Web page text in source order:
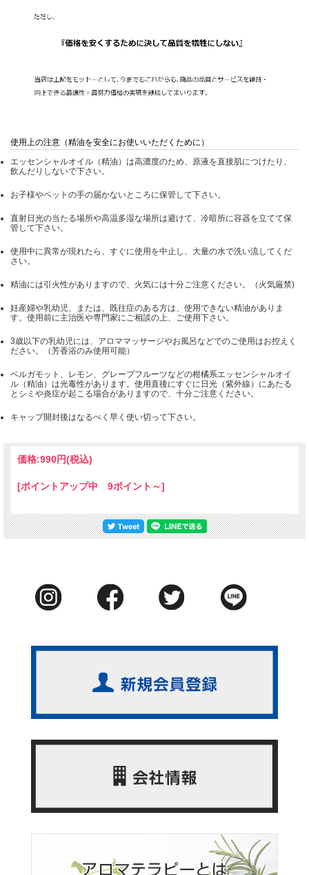
使用上の注意（精油を安全にお使いいただくために）
エッセンシャルオイル（精油）は高濃度のため、原液を直接肌につけたり、
飲んだりしないで下さい。
お子様やペットの手の届かないところに保管して下さい。
直射日光の当たる場所や高温多湿な場所は避けて、冷暗所に容器を立てて保
管して下さい。
使用中に異常が現れたら、すぐに使用を中止し、大量の水で洗い流してくだ
さい。
精油には引火性がありますので、火気には十分ご注意ください。（火気厳禁)
妊産婦や乳幼児、または、既往症のある方は、使用できない精油がありま
す。使用前に主治医や専門家にご相談の上、ご使用下さい。
3歳以下の乳幼児には、アロママッサージやお風呂などでのご使用はお控えく
ださい。（芳香浴のみ使用可能）
ベルガモット、レモン、グレープフルーツなどの柑橘系エッセンシャルオイ
ル（精油）は光毒性があります。使用直後にすぐに日光（紫外線）にあたる
とシミや炎症が起こる場合がありますので、十分ご注意ください。
キャップ開封後はなるべく早く使い切って下さい。
価格:990円(税込)
[ポイントアップ中 9ポイント～]